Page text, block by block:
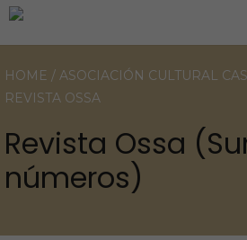
HOME / ASOCIACIÓN CULTURAL
REVISTA OSSA
Revista Ossa
números)